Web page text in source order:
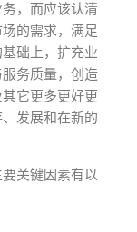
，而应该认清
的需求，满足
础上，扩充业
务质量，创造
它更多更好更
发展和在新的
关键因素有以